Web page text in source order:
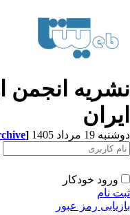
انجمن
19 مرداد 1405 ]
ورود خودکار
نام
رمز عبور